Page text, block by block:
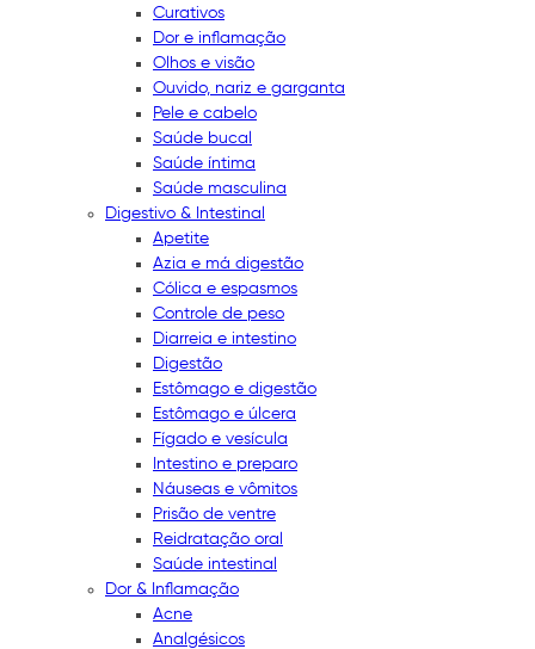
Curativos
Dor e inflamação
Olhos e visão
Ouvido, nariz e garganta
Pele e cabelo
Saúde bucal
Saúde íntima
Saúde masculina
Digestivo & Intestinal
Apetite
Azia e má digestão
Cólica e espasmos
Controle de peso
Diarreia e intestino
Digestão
Estômago e digestão
Estômago e úlcera
Fígado e vesícula
Intestino e preparo
Náuseas e vômitos
Prisão de ventre
Reidratação oral
Saúde intestinal
Dor & Inflamação
Acne
Analgésicos